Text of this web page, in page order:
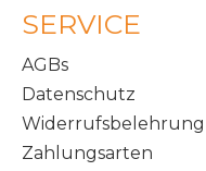
SERVICE
AGBs
Datenschutz
Widerrufsbelehrung
Zahlungsarten